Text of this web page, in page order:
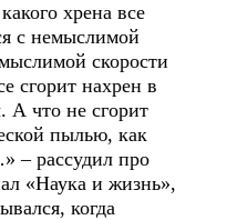
хрена все
с немыслимой
скорости
сгорит нахрен в
А что не сгорит
пылью, как
– рассудил про
«Наука и жизнь»,
когда